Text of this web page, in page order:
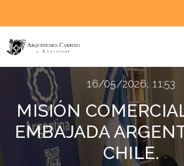
16/05/2026, 11:53
MISIÓN
EMBAJADA
CHILE.